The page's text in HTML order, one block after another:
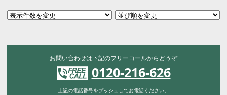
お問い合わせは下記のフリーコールからどうぞ
0120-216-626
上記の電話番号をプッシュしてお電話ください。